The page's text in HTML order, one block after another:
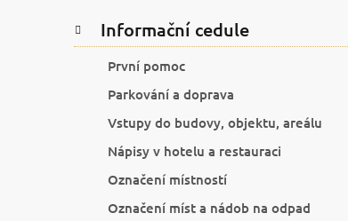
Informační cedule
První pomoc
Parkování a doprava
Vstupy do budovy, objektu, areálu
Nápisy v hotelu a restauraci
Označení místností
Označení míst a nádob na odpad